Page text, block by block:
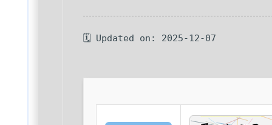
🗓 Updated on: 2025-12-07